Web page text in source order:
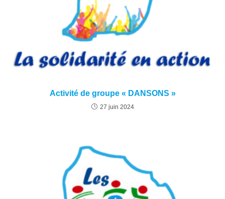
Activité de groupe « DANSONS »
27 juin 2024